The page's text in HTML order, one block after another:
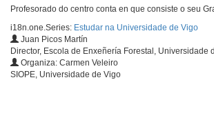
Profesorado do centro conta en que consiste o seu
i18n.one.Series: Estudar na Universidade de Vigo
Juan Picos Martín
Director, Escola de Enxeñería Forestal, Universidade
Organiza: Carmen Veleiro
SIOPE, Universidade de Vigo